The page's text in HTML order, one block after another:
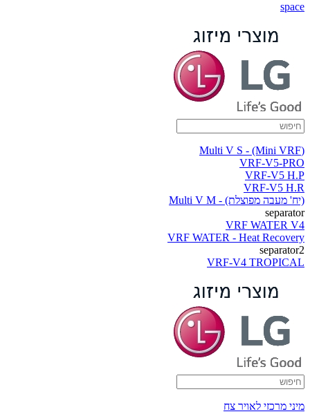
space
(Multi V S - (Mini VRF
VRF-V5-PRO
VRF-V5 H.P
VRF-V5 H.R
(יח' מעבה מפוצלת) - Multi V M
separator
VRF WATER V4
VRF WATER - Heat Recovery
separator2
VRF-V4 TROPICAL
מיני מרכזי לאויר צח